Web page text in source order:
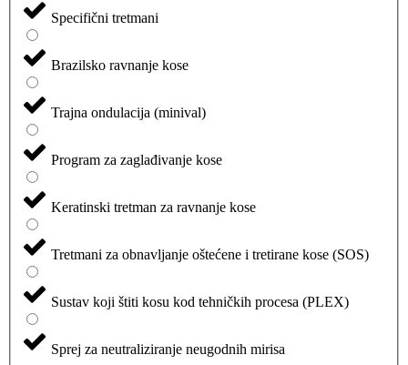
Specifični tretmani
Brazilsko ravnanje kose
Trajna ondulacija (minival)
Program za zaglađivanje kose
Keratinski tretman za ravnanje kose
Tretmani za obnavljanje oštećene i tretirane kose (SOS)
Sustav koji štiti kosu kod tehničkih procesa (PLEX)
Sprej za neutraliziranje neugodnih mirisa